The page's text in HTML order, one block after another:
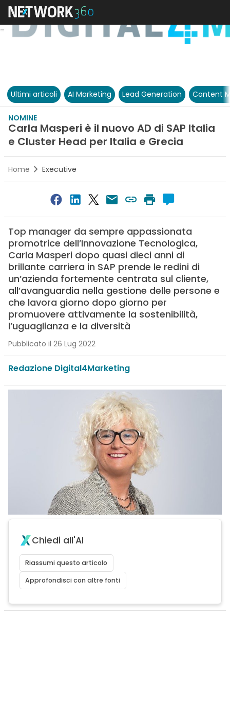
Ultimi articoli AI Marketing Lead Generation Content
NOMINE
Carla Masperi è il nuovo AD di SAP Italia
e Cluster Head per Italia e Grecia
Home Executive
Top manager da sempre appassionata
promotrice dell’Innovazione Tecnologica,
Carla Masperi dopo quasi dieci anni di
brillante carriera in SAP prende le redini di
un’azienda fortemente centrata sul cliente,
all’avanguardia nella gestione delle persone e
che lavora giorno dopo giorno per
promuovere attivamente la sostenibilità,
l’uguaglianza e la diversità
Pubblicato il 26 Lug 2022
Redazione Digital4Marketing
Chiedi all'AI
Riassumi questo articolo
Approfondisci con altre fonti